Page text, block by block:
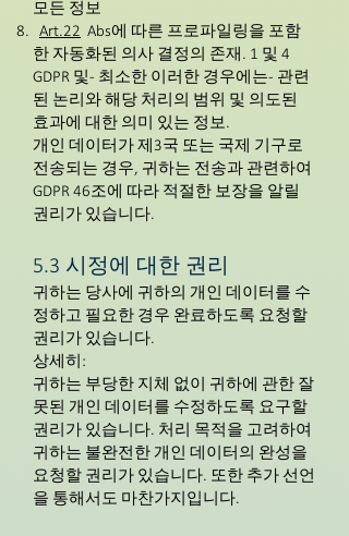
모든 정보
Art.22 Abs에 따른 프로파일링을 포함
한 자동화된 의사 결정의 존재. 1 및 4
GDPR 및 - 최소한 이러한 경우에는 - 관련
된 논리와 해당 처리의 범위 및 의도된
효과에 대한 의미 있는 정보.
개인 데이터가 제3국 또는 국제 기구로
전송되는 경우, 귀하는 전송과 관련하여
GDPR 46조에 따라 적절한 보장을 알릴
권리가 있습니다.
5.3 시정에 대한 권리
귀하는 당사에 귀하의 개인 데이터를 수
정하고 필요한 경우 완료하도록 요청할
권리가 있습니다.
상세히:
귀하는 부당한 지체 없이 귀하에 관한 잘
못된 개인 데이터를 수정하도록 요구할
권리가 있습니다. 처리 목적을 고려하여
귀하는 불완전한 개인 데이터의 완성을
요청할 권리가 있습니다. 또한 추가 선언
을 통해서도 마찬가지입니다.